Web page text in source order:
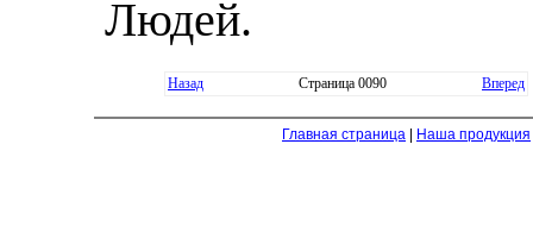
Людей.
Назад Страница 0090 Вперед
Главная страница | Наша продукция